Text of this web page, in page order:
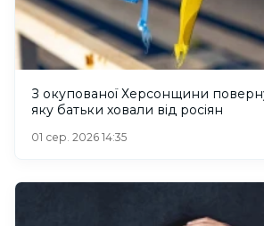
З окупованої Херсонщини
яку батьки ховали від росіян
01 сер. 2026 14:35